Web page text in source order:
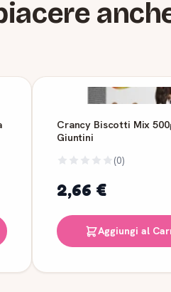
Crancy Biscotti Mix
Giuntini
(0)
2,66 €
Aggiungi al